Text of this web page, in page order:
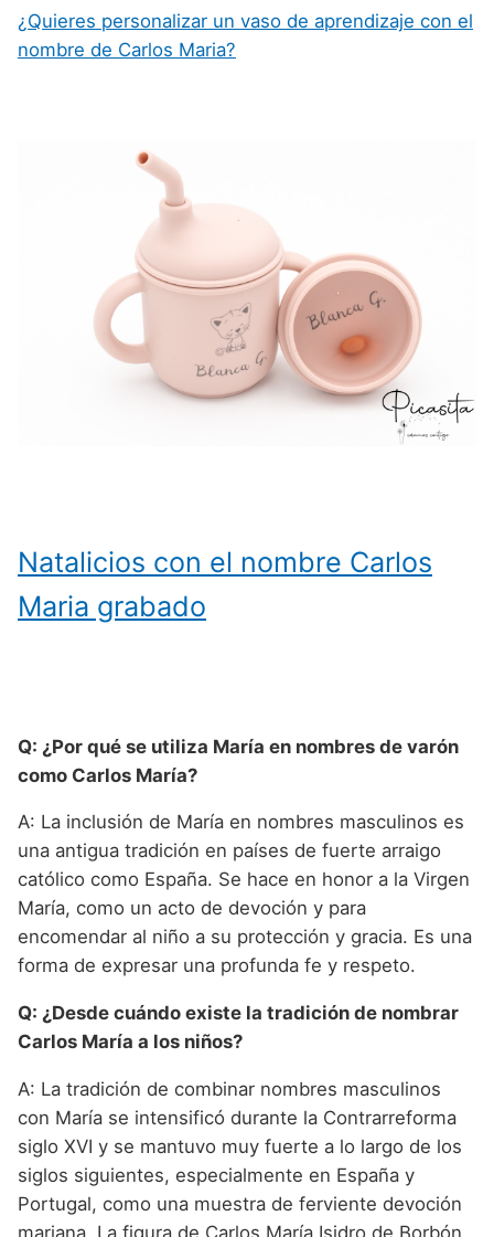
¿Quieres personalizar un vaso de aprendizaje con el
nombre de Carlos Maria?
Natalicios con el nombre Carlos
Maria grabado
Q: ¿Por qué se utiliza María en nombres de varón
como Carlos María?
A: La inclusión de María en nombres masculinos es
una antigua tradición en países de fuerte arraigo
católico como España. Se hace en honor a la Virgen
María, como un acto de devoción y para
encomendar al niño a su protección y gracia. Es una
forma de expresar una profunda fe y respeto.
Q: ¿Desde cuándo existe la tradición de nombrar
Carlos María a los niños?
A: La tradición de combinar nombres masculinos
con María se intensificó durante la Contrarreforma
siglo XVI y se mantuvo muy fuerte a lo largo de los
siglos siguientes, especialmente en España y
Portugal, como una muestra de ferviente devoción
mariana. La figura de Carlos María Isidro de Borbón